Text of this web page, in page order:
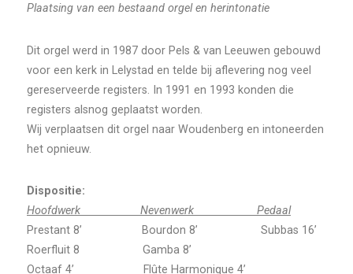
Plaatsing van een bestaand orgel en herintonatie
Dit orgel werd in 1987 door Pels & van Leeuwen gebouwd
voor een kerk in Lelystad en telde bij aflevering nog veel
gereserveerde registers. In 1991 en 1993 konden die
registers alsnog geplaatst worden.
Wij verplaatsen dit orgel naar Woudenberg en intoneerden
het opnieuw.
Dispositie:
Hoofdwerk Nevenwerk Pedaal
Prestant 8’ Bourdon 8’ Subbas 16’
Roerfluit 8 Gamba 8’
Octaaf 4’ Flûte Harmonique 4’